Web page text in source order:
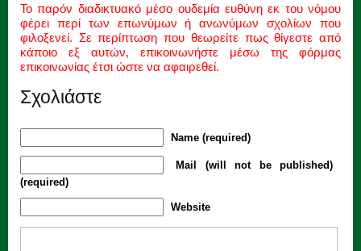
Το παρόν διαδικτυακό μέσο ουδεμία ευθύνη εκ του νόμου
φέρει περί των επωνύμων ή ανωνύμων σχολίων που
φιλοξενεί. Σε περίπτωση που θεωρείτε πως θίγεστε από
κάποιο εξ αυτών, επικοινωνήστε μέσω της φόρμας
επικοινωνίας έτσι ώστε να αφαιρεθεί.
Σχολιάστε
Name (required)
Mail (will not be published)
(required)
Website